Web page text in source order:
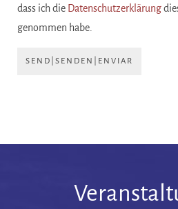
dass ich die Datenschutzerklärung
genommen habe.
SEND|SENDEN|ENVIAR